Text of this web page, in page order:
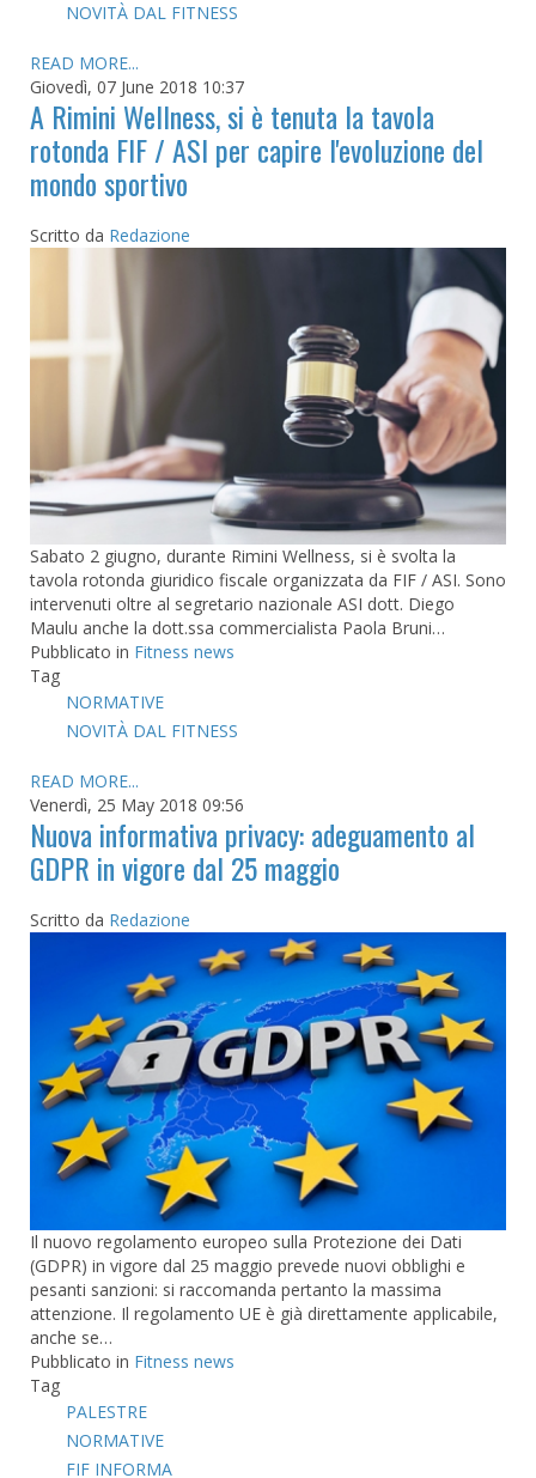
NOVITÀ DAL FITNESS
READ MORE...
Giovedì, 07 June 2018 10:37
A Rimini Wellness, si è tenuta la tavola
rotonda FIF / ASI per capire l'evoluzione del
mondo sportivo
Scritto da Redazione
Sabato 2 giugno, durante Rimini Wellness, si è svolta la
tavola rotonda giuridico fiscale organizzata da FIF / ASI. Sono
intervenuti oltre al segretario nazionale ASI dott. Diego
Maulu anche la dott.ssa commercialista Paola Bruni…
Pubblicato in Fitness news
Tag
NORMATIVE
NOVITÀ DAL FITNESS
READ MORE...
Venerdì, 25 May 2018 09:56
Nuova informativa privacy: adeguamento al
GDPR in vigore dal 25 maggio
Scritto da Redazione
Il nuovo regolamento europeo sulla Protezione dei Dati
(GDPR) in vigore dal 25 maggio prevede nuovi obblighi e
pesanti sanzioni: si raccomanda pertanto la massima
attenzione. Il regolamento UE è già direttamente applicabile,
anche se…
Pubblicato in Fitness news
Tag
PALESTRE
NORMATIVE
FIF INFORMA